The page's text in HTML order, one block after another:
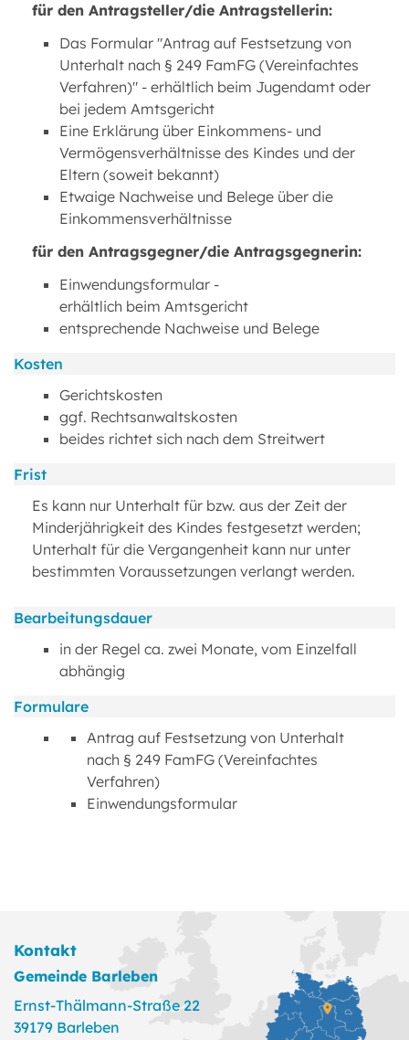
für den Antragsteller/die Antragstellerin:
Das Formular "Antrag auf Festsetzung von
Unterhalt nach § 249 FamFG (Vereinfachtes
Verfahren)" - erhältlich beim Jugendamt oder
bei jedem Amtsgericht
Eine Erklärung über Einkommens- und
Vermögensverhältnisse des Kindes und der
Eltern (soweit bekannt)
Etwaige Nachweise und Belege über die
Einkommensverhältnisse
für den Antragsgegner/die Antragsgegnerin:
Einwendungsformular -
erhältlich beim Amtsgericht
entsprechende Nachweise und Belege
Kosten
Gerichtskosten
ggf. Rechtsanwaltskosten
beides richtet sich nach dem Streitwert
Frist
Es kann nur Unterhalt für bzw. aus der Zeit der
Minderjährigkeit des Kindes festgesetzt werden;
Unterhalt für die Vergangenheit kann nur unter
bestimmten Voraussetzungen verlangt werden.
Bearbeitungsdauer
in der Regel ca. zwei Monate, vom Einzelfall
abhängig
Formulare
Antrag auf Festsetzung von Unterhalt
nach § 249 FamFG (Vereinfachtes
Verfahren)
Einwendungsformular
Kontakt
Gemeinde Barleben
Ernst-Thälmann-Straße 22
39179 Barleben